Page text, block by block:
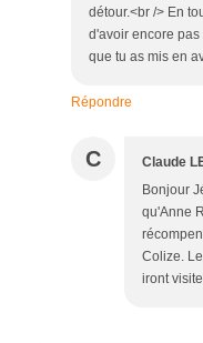
détour.<br /> En
d'avoir encore
que tu as mis en
Répondre
C Claude
Bonjour
qu'Anne
Colize.
iront